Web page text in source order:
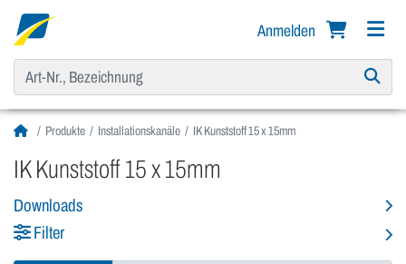
Anmelden
Produkte Installationskanäle IK Kunststoff 15 x 15mm
IK Kunststoff 15 x 15mm
Downloads
Filter